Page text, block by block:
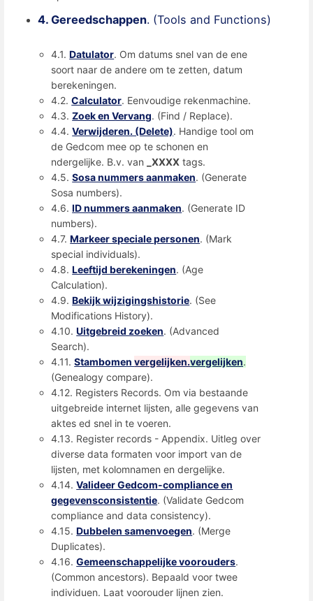
4. Gereedschappen. (Tools and Functions)
4.1.Datulator. Om datums snel van de ene
soort naar de andere om te zetten, datum
berekeningen.
4.2.Calculator. Eenvoudige rekenmachine.
4.3.Zoek en Vervang. (Find / Replace).
4.4.Verwijderen. (Delete). Handige tool om
de Gedcom mee op te schonen en
ndergelijke. B.v. van
_XXXX tags.
4.5.Sosa nummers aanmaken. (Generate
Sosa numbers).
4.6.ID nummers aanmaken. (Generate ID
numbers).
4.7.Markeer speciale personen. (Mark
special individuals).
4.8.Leeftijd berekeningen. (Age
Calculation).
4.9.Bekijk wijzigingshistorie. (See
Modifications History).
4.10.Uitgebreid zoeken. (Advanced
Search).
4.11.Stambomenvergelijken.vergelijken.
(Genealogy compare).
4.12. Registers Records. Om via bestaande
uitgebreide internet lijsten, alle gegevens van
aktes ed snel in te voeren.
4.13. Register records - Appendix. Uitleg over
diverse data formaten voor import van de
lijsten, met kolomnamen en dergelijke.
4.14.Valideer Gedcom-compliance en
gegevensconsistentie. (Validate Gedcom
compliance and data consistency).
4.15.Dubbelen samenvoegen. (Merge
Duplicates).
4.16.Gemeenschappelijke voorouders.
(Common ancestors). Bepaald voor twee
individuen. Laat voorouder lijnen zien.